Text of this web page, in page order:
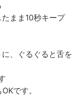
まま10秒キープ
、ぐるぐると舌を
です。